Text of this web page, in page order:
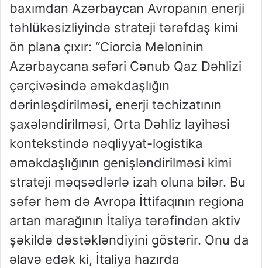
baxımdan Azərbaycan Avropanın enerji
təhlükəsizliyində strateji tərəfdaş kimi
ön plana çıxır: “Ciorcia Meloninin
Azərbaycana səfəri Cənub Qaz Dəhlizi
çərçivəsində əməkdaşlığın
dərinləşdirilməsi, enerji təchizatının
şaxələndirilməsi, Orta Dəhliz layihəsi
kontekstində nəqliyyat-logistika
əməkdaşlığının genişləndirilməsi kimi
strateji məqsədlərlə izah oluna bilər. Bu
səfər həm də Avropa İttifaqının regiona
artan marağının İtaliya tərəfindən aktiv
şəkildə dəstəkləndiyini göstərir. Onu da
əlavə edək ki, İtaliya hazırda